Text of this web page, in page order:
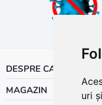
uri
DESPRE CALOR
MAGAZIN